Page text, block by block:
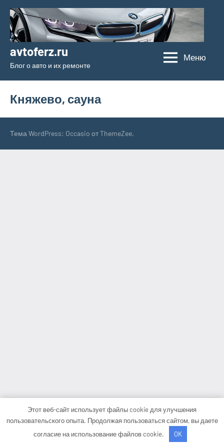
Перейти
содержимому
avtoferz.ru
Блог о авто и их ремонте
Меню
Княжево, сауна
Тема WordPress: Occasio от ThemeZee.
Этот веб-сайт использует файлы cookie для улучшения
пользовательского опыта. Продолжая пользоваться сайтом, вы даете
согласие на использование файлов cookie.
OK